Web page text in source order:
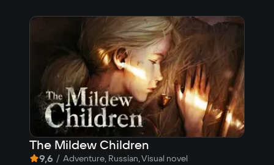
The Mildew Children
9,6 / Adventure, Russian, Visual novel